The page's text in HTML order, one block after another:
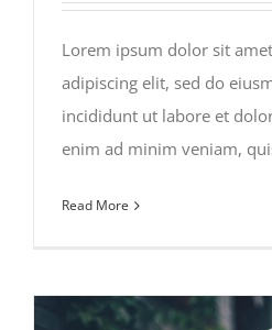
Lorem ipsum dolor sit
adipiscing elit, sed do
incididunt ut labore et
enim ad minim veniam,
Read More